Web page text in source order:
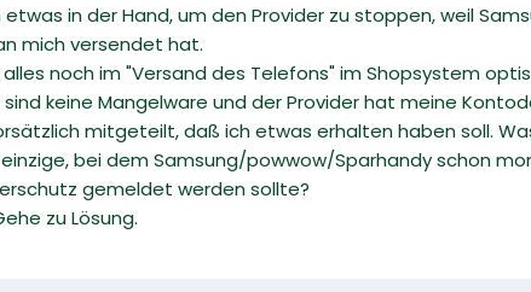
in der Hand, um den Provider zu stoppen, weil
mich versendet hat.
noch im "Versand des Telefons" im Shopsystem
sind keine Mangelware und der Provider hat meine
mitgeteilt, daß ich etwas erhalten haben soll.
einzige, bei dem Samsung/powwow/Sparhandy schon
gemeldet werden sollte?
zu Lösung.